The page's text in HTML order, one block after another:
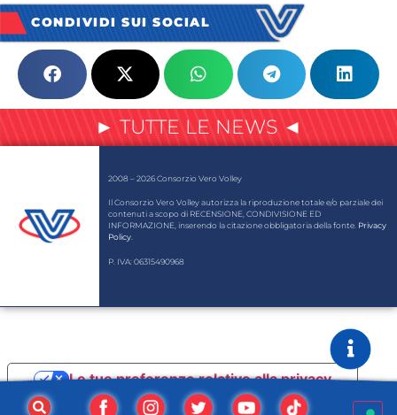
CONDIVIDI SUI SOCIAL
► TUTTE LE NEWS ◄
2008 – 2026 Consorzio Vero Volley
Il Consorzio Vero Volley autorizza la riproduzione totale e/o parziale dei
contenuti a scopo di RECENSIONE, CONDIVISIONE ED
INFORMAZIONE, inserendo la citazione obbligatoria della fonte. Privacy
Policy
P. IVA: 06315490968
Informativa sulla raccolta
Le tue preferenze relative alla privacy